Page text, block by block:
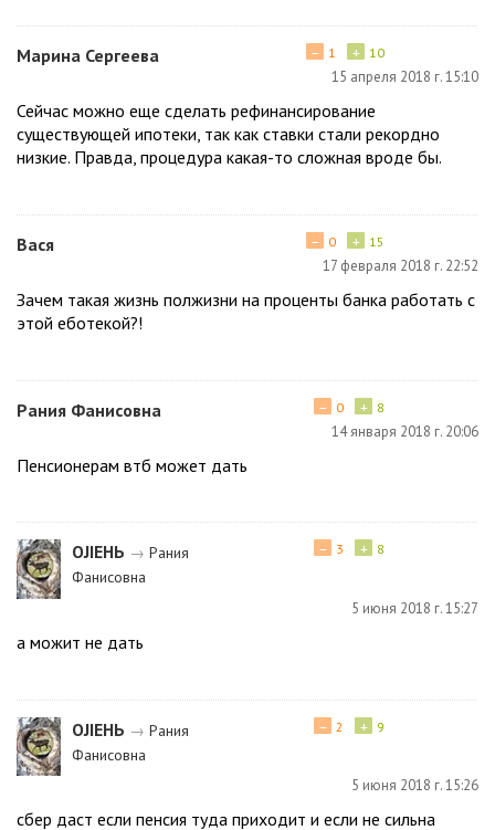
Марина Сергеева + 10
− 1
15 апреля 2018 г. 15:10
Сейчас можно еще сделать рефинансирование
существующей ипотеки, так как ставки стали рекордно
низкие. Правда, процедура какая-то сложная вроде бы.
Вася + 15
− 0
17 февраля 2018 г. 22:52
Зачем такая жизнь полжизни на проценты банка работать с
этой еботекой?!
Рания Фанисовна + 8
− 0
14 января 2018 г. 20:06
Пенсионерам втб может дать
ОJIEНЬ → Рания
Фанисовна
+ 8
− 3
5 июня 2018 г. 15:27
а можит не дать
ОJIEНЬ → Рания
Фанисовна
+ 9
− 2
5 июня 2018 г. 15:26
сбер даст если пенсия туда приходит и если не сильна